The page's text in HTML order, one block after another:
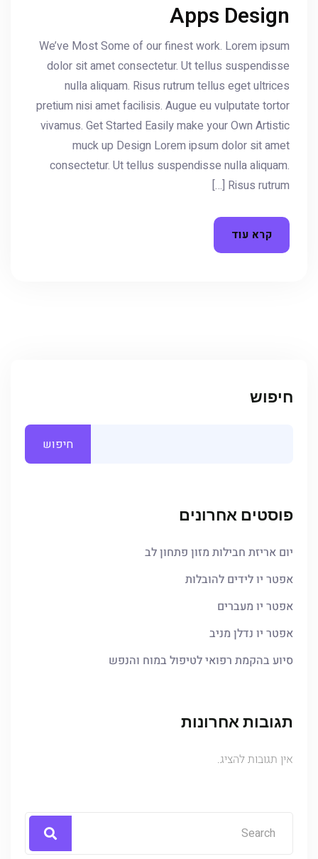
Apps Design
We’ve Most Some of our finest work. Lorem ipsum
dolor sit amet consectetur. Ut tellus suspendisse
nulla aliquam. Risus rutrum tellus eget ultrices
pretium nisi amet facilisis. Augue eu vulputate tortor
vivamus. Get Started Easily make your Own Artistic
muck up Design Lorem ipsum dolor sit amet
consectetur. Ut tellus suspendisse nulla aliquam.
Risus rutrum […]
קרא עוד
חיפוש
חיפוש
פוסטים אחרונים
יום אריזת חבילות מזון פתחון לב
אפטר יו לידים להובלות
אפטר יו מעברים
אפטר יו נדלן מניב
סיוע בהקמת רפואי לטיפול במוח והנפש
תגובות אחרונות
אין תגובות להציג.